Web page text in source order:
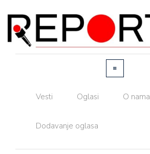
Vesti Oglasi O nama
Dodavanje oglasa